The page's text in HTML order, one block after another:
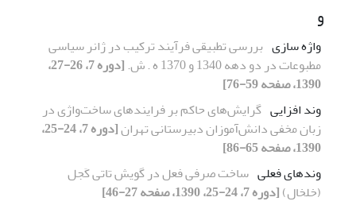
و
واژه سازی بررسی تطبیقی فرآیند ترکیب در ژانر سیاسی
مطبوعات در دو دهه 1340 و 1370 ه . ش.
[دوره 7، 26-27،
1390، صفحه 59-76]
وند افزایی گرایش‌های حاکم بر فرایندهای ساخت‌واژی در
زبان مخفی دانش‌آموزان دبیرستانی تهران
[دوره 7، 24-25،
1390، صفحه 65-86]
وندهای فعلی ساخت صرفی فعل در گویش تاتی کَجل
(خلخال)[دوره 7، 24-25، 1390، صفحه 27-46]